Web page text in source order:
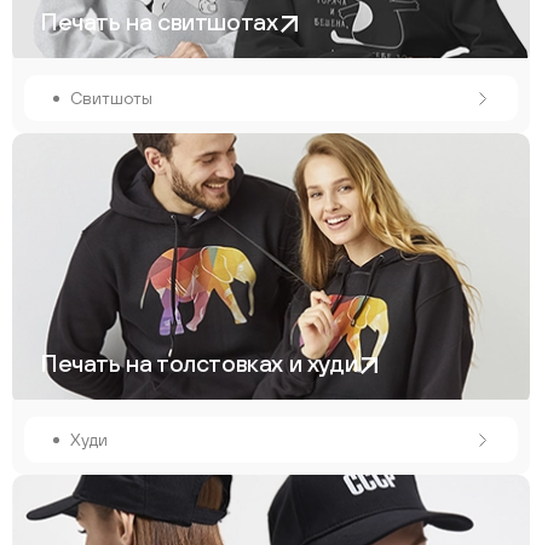
Печать на свитшотах
Свитшоты
Печать на толстовках и худи
Худи